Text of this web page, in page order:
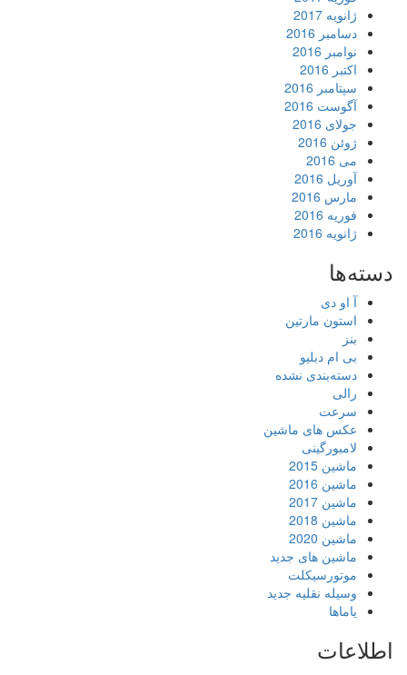
ژانویه 2017
دسامبر 2016
نوامبر 2016
اکتبر 2016
سپتامبر 2016
آگوست 2016
جولای 2016
ژوئن 2016
می 2016
آوریل 2016
مارس 2016
فوریه 2016
ژانویه 2016
دسته‌ها
آ او دی
استون مارتین
بنز
بی ام دبلیو
دسته‌بندی نشده
رالی
سرعت
عکس های ماشین
لامبورگینی
ماشین 2015
ماشین 2016
ماشین 2017
ماشین 2018
ماشین 2020
ماشین های جدید
موتورسیکلت
وسیله نقلیه جدید
یاماها
اطلاعات